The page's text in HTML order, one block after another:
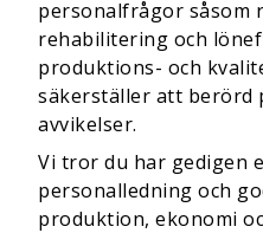
personalfrågor såsom
rehabilitering och
produktions- och
säkerställer att berörd
avvikelser.
Vi tror du har gedigen
personalledning och
produktion, ekonomi